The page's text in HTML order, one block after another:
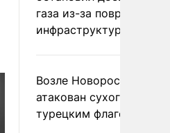
газа из-за повреждения
инфраструктуры
Возле Новороссийска
атакован сухогруз под
турецким флагом